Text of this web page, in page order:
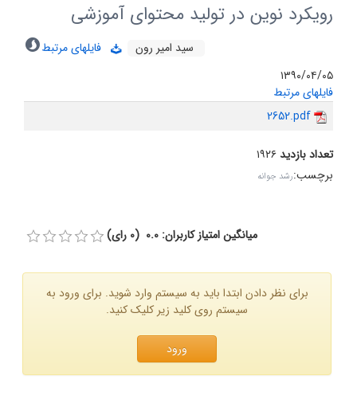
رویکرد نوین در تولید محتواى آموزشى
سید امیر رون
فایلهای مرتبط
۱۳۹۰/۰۴/۰۵
فایلهای مرتبط
2652.pdf
تعداد بازدید۱۹۲۶
برچسب:رشد جوانه
میانگین امتیاز کاربران: 0.0 (0 رای)
برای نظر دادن ابتدا باید به سیستم وارد شوید. برای ورود به
سیستم روی کلید زیر کلیک کنید.
ورود